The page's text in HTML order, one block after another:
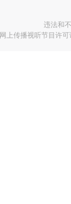
违法和
网上传播视听节目许可